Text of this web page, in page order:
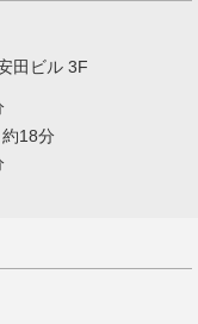
田ビル 3F
18分